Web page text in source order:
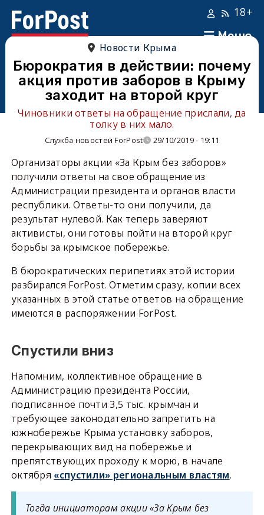
Меню
18+
Новости Крыма
Бюрократия в действии: почему
акция против заборов в Крыму
заходит на второй круг
Чиновники ответы на обращение прислали, да
толку в них мало.
Служба новостей ForPost 29/10/2019 - 19:11
Организаторы акции «За Крым без заборов»
получили ответы на свое обращение из
Администрации президента и органов власти
республики. Ответы-то они получили, да
результат нулевой. Как теперь заверяют
активисты, они готовы пойти на второй круг
борьбы за крымское побережье.
В бюрократических перипетиях этой истории
разбирался ForPost. Отметим сразу, копии всех
указанных в этой статье ответов на обращение
имеются в распоряжении ForPost.
Спустили вниз
Напомним, коллективное обращение в
Администрацию президента России,
подписанное почти 3,5 тыс. крымчан и
требующее законодательно запретить на
южнобережье Крыма установку заборов,
перекрывающих вид на побережье и
препятствующих проходу к морю, в начале
октября «спустили» региональным властям.
Тогда инициаторам акции «За Крым без